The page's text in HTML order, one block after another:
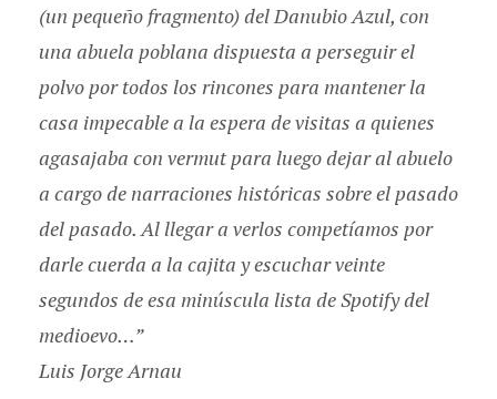
(un pequeño fragmento) del Danubio Azul, con
una abuela poblana dispuesta a perseguir el
polvo por todos los rincones para mantener la
casa impecable a la espera de visitas a quienes
agasajaba con vermut para luego dejar al abuelo
a cargo de narraciones históricas sobre el pasado
del pasado. Al llegar a verlos competíamos por
darle cuerda a la cajita y escuchar veinte
segundos de esa minúscula lista de Spotify del
medioevo…”
Luis Jorge Arnau